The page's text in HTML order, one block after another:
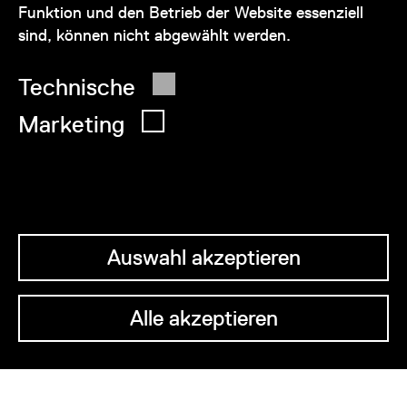
Funktion und den Betrieb der Website essenziell
sind, können nicht abgewählt werden.
Technische
Marketing
Auswahl akzeptieren
Alle akzeptieren
© 2026 Wien Museum